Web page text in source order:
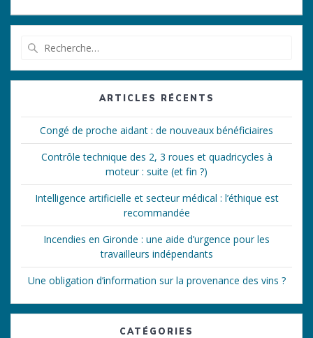
:
ARTICLES RÉCENTS
Congé de proche aidant : de nouveaux bénéficiaires
Contrôle technique des 2, 3 roues et quadricycles à
moteur : suite (et fin ?)
Intelligence artificielle et secteur médical : l’éthique est
recommandée
Incendies en Gironde : une aide d’urgence pour les
travailleurs indépendants
Une obligation d’information sur la provenance des vins ?
CATÉGORIES